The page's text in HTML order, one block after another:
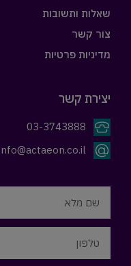
שאלות ותשובות
צור קשר
מדיניות פרטיות
יצירת קשר
03-3743888